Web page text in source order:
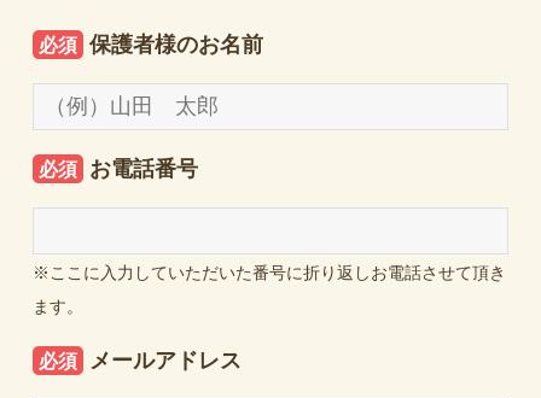
必須 保護者様のお名前
必須 お電話番号
※ここに入力していただいた番号に折り返しお電話させて頂き
ます。
必須 メールアドレス